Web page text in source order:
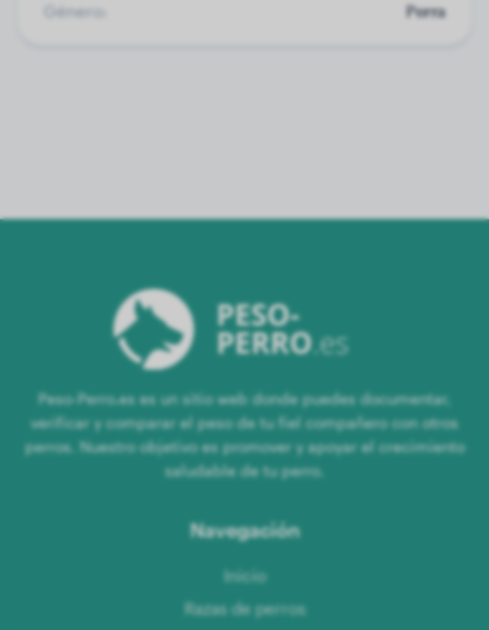
Género:
Perra
Peso-Perro.es es un sitio web donde puedes documentar,
verificar y comparar el peso de tu fiel compañero con otros
perros. Nuestro objetivo es promover y apoyar el crecimiento
saludable de tu perro.
Navegación
Inicio
Razas de perros